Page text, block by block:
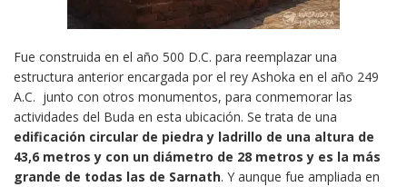
Fue construida en el año 500 D.C. para reemplazar una
estructura anterior encargada por el rey Ashoka en el año 249
A.C. junto con otros monumentos, para conmemorar las
actividades del Buda en esta ubicación. Se trata de una
edificación circular de piedra y ladrillo de una altura de
43,6 metros y con un diámetro de 28 metros y es la más
grande de todas las de Sarnath. Y aunque fue ampliada en